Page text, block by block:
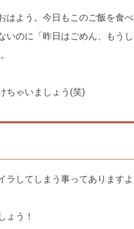
はよう。今日もこのご飯を食べ
いのに「昨日はごめん、もうし
ちゃいましょう(笑)
ラしてしまう事ってありますよ
ょう！